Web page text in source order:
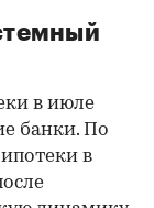
в июле
банки. По
в